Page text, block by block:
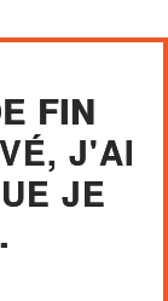
FIN
J'AI
JE